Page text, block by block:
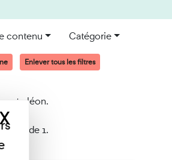
contenu Catégorie
Enlever tous les filtres
léon.
1 à 1 de 1.
XMasquer le bandeau